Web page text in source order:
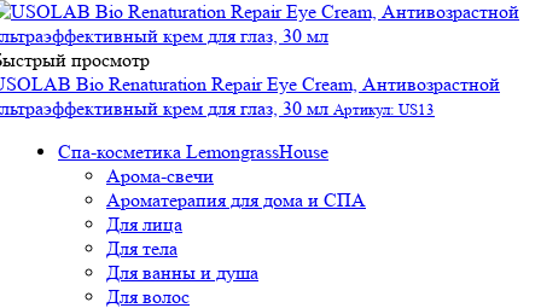
просмотр
Bio Renaturation Repair Eye Cream, Антивозрастной
крем для глаз, 30 мл Артикул: US13
Спа-косметика LemongrassHouse
Арома-свечи
Ароматерапия для дома и СПА
Для лица
Для тела
Для ванны и душа
Для волос